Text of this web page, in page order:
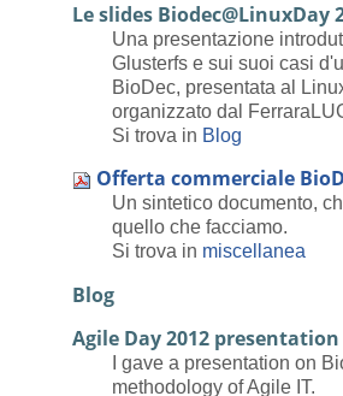
Le slides Biodec@LinuxDay
Una presentazione
Glusterfs e sui suoi casi
BioDec, presentata al
organizzato dal
Si trova in Blog
Offerta commerciale
Un sintetico documento,
quello che facciamo.
Si trova in miscellanea
Blog
Agile Day 2012 presentation
I gave a presentation on
methodology of Agile IT.